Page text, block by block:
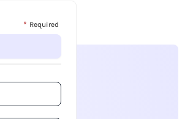
* Required